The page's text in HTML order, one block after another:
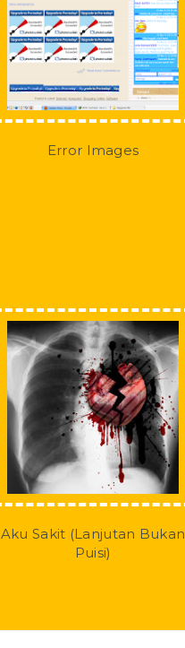
Error Images
Aku Sakit (Lanjutan Bukan
Puisi)